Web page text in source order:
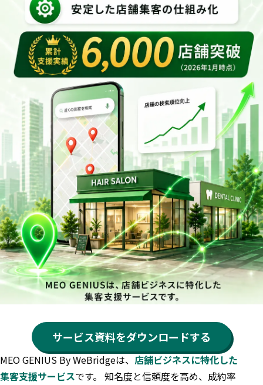
サービス資料をダウンロードする
MEO GENIUS By WeBridgeは、 店舗ビジネスに特化した
集客支援サービスです。 知名度と信頼度を高め、成約率